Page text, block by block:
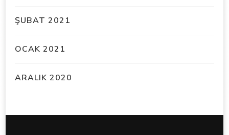
ŞUBAT 2021
OCAK 2021
ARALIK 2020